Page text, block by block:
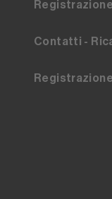
Contatti -